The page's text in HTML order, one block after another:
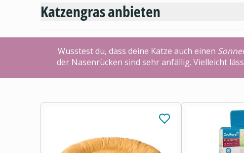
Katzengras anbieten
Wusstest du, dass deine Katze auch einen
der Nasenrücken sind sehr anfällig. Vielleicht